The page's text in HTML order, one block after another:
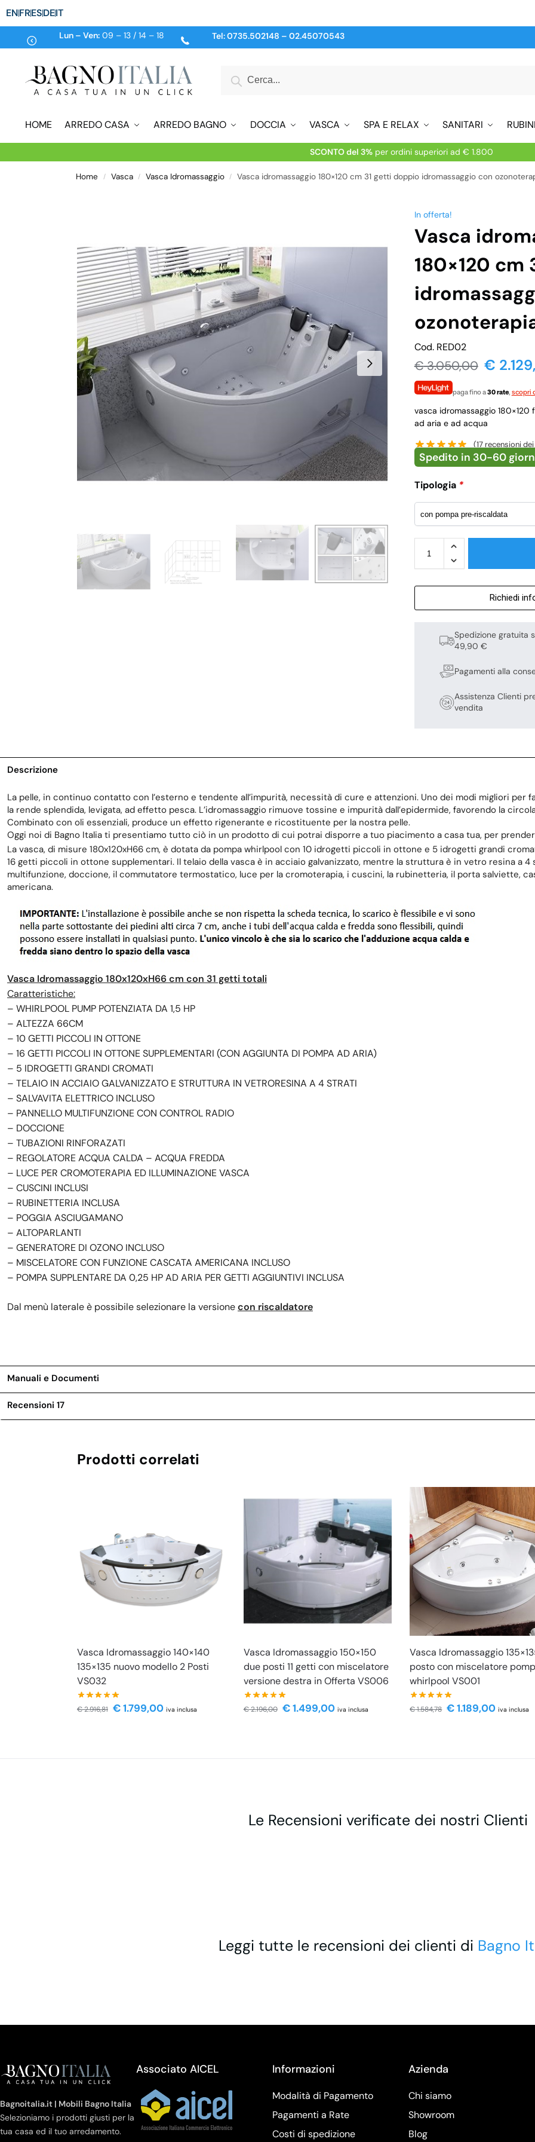
ENFRESDEIT
Lun – Ven:09 – 13 / 14 – 18 Tel:0735.502148 – 02.45070543
HOME ARREDO CASA ARREDO BAGNO DOCCIA VASCA SPA E RELAX SANITARI
SCONTO del 3%per ordini superiori ad € 1.800
Home / Vasca / Vasca Idromassaggio / Vasca idromassaggio 180×120 cm 31 getti doppio idromassaggio con
In offerta!
Vasca
180×120
Cod. RED02
€3.050,00 €
paga fino a30 rate, scopri
vasca idromassaggio
ad aria e ad acqua
(17 recensioni
Spedito in 30-60
Tipologia *
Richiedi
Spedizione gratuita
49,90 €
Pagamenti alla
Assistenza Clienti
vendita
Descrizione
La pelle, in continuo contatto con l’esterno e tendente all’impurità, necessità di cure e attenzioni. Uno dei modi migliori per
la rende splendida, levigata, ad effetto pesca. L’idromassaggio rimuove tossine e impurità dall’epidermide, favorendo la
Combinato con oli essenziali, produce un effetto rigenerante e ricostituente per la nostra pelle.
Oggi noi di Bagno Italia ti presentiamo tutto ciò in un prodotto di cui potrai disporre a tuo piacimento a casa tua, per
La vasca, di misure 180x120xH66 cm, è dotata da pompa whirlpool con 10 idrogetti piccoli in ottone e 5 idrogetti grandi
16 getti piccoli in ottone supplementari. Il telaio della vasca è in acciaio galvanizzato, mentre la struttura è in vetro resina a
multifunzione, doccione, il commutatore termostatico, luce per la cromoterapia, i cuscini, la rubinetteria, il porta salviette,
americana.
Vasca Idromassaggio 180x120xH66 cm con 31 getti totali
Caratteristiche:
– WHIRLPOOL PUMP POTENZIATA DA 1,5 HP
– ALTEZZA 66CM
– 10 GETTI PICCOLI IN OTTONE
– 16 GETTI PICCOLI IN OTTONE SUPPLEMENTARI (CON AGGIUNTA DI POMPA AD ARIA)
– 5 IDROGETTI GRANDI CROMATI
– TELAIO IN ACCIAIO GALVANIZZATO E STRUTTURA IN VETRORESINA A 4 STRATI
– SALVAVITA ELETTRICO INCLUSO
– PANNELLO MULTIFUNZIONE CON CONTROL RADIO
– DOCCIONE
– TUBAZIONI RINFORAZATI
– REGOLATORE ACQUA CALDA – ACQUA FREDDA
– LUCE PER CROMOTERAPIA ED ILLUMINAZIONE VASCA
– CUSCINI INCLUSI
– RUBINETTERIA INCLUSA
– POGGIA ASCIUGAMANO
– ALTOPARLANTI
– GENERATORE DI OZONO INCLUSO
– MISCELATORE CON FUNZIONE CASCATA AMERICANA INCLUSO
– POMPA SUPPLENTARE DA 0,25 HP AD ARIA PER GETTI AGGIUNTIVI INCLUSA
Dal menù laterale è possibile selezionare la versionecon riscaldatore
Manuali e Documenti
Recensioni 17
Prodotti correlati
Vasca Idromassaggio 140×140
135×135 nuovo modello 2 Posti
VS032
€2.916,81 €1.799,00 iva inclusa
Vasca Idromassaggio 150×150
due posti 11 getti con miscelatore
versione destra in Offerta VS006
€2.196,00 €1.499,00 iva inclusa
Vasca Idromassaggio
posto con miscelatore
whirlpool VS001
€1.584,78 €1.189,00 iva inclusa
Le Recensioni verificate dei nostri Clienti
Leggi tutte le recensioni dei clienti di Bagno
Bagnoitalia.it | Mobili Bagno Italia
Selezioniamo i prodotti giusti per la
tua casa ed il tuo arredamento.
Associato AICEL Informazioni
Modalità di Pagamento
Pagamenti a Rate
Costi di spedizione
Azienda
Chi siamo
Showroom
Blog